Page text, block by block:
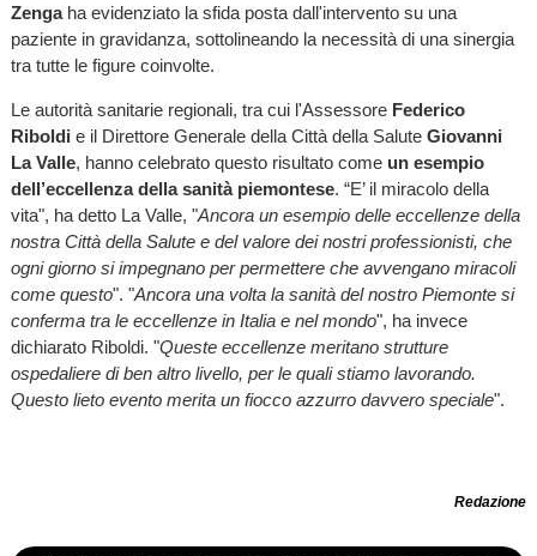
Zengaha evidenziato la sfida posta dall'intervento su una
paziente in gravidanza, sottolineando la necessità di una sinergia
tra tutte le figure coinvolte.
Le autorità sanitarie regionali, tra cui l'Assessore Federico
Riboldi e il Direttore Generale della Città della Salute Giovanni
La Valle, hanno celebrato questo risultato comeun esempio
dell’eccellenza della sanità piemontese. “E’ il miracolo della
vita", ha detto La Valle, "Ancora un esempio delle eccellenze della
nostra Città della Salute e del valore dei nostri professionisti, che
ogni giorno si impegnano per permettere che avvengano miracoli
come questo". "Ancora una volta la sanità del nostro Piemonte si
conferma tra le eccellenze in Italia e nel mondo", ha invece
dichiarato Riboldi. "Queste eccellenze meritano strutture
ospedaliere di ben altro livello, per le quali stiamo lavorando.
Questo lieto evento merita un fiocco azzurro davvero speciale".
Redazione